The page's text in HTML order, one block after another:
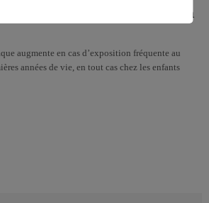
avec l’exposition précoce au gluten
augmente en cas d’exposition fréquente au
années de vie, en tout cas chez les enfants